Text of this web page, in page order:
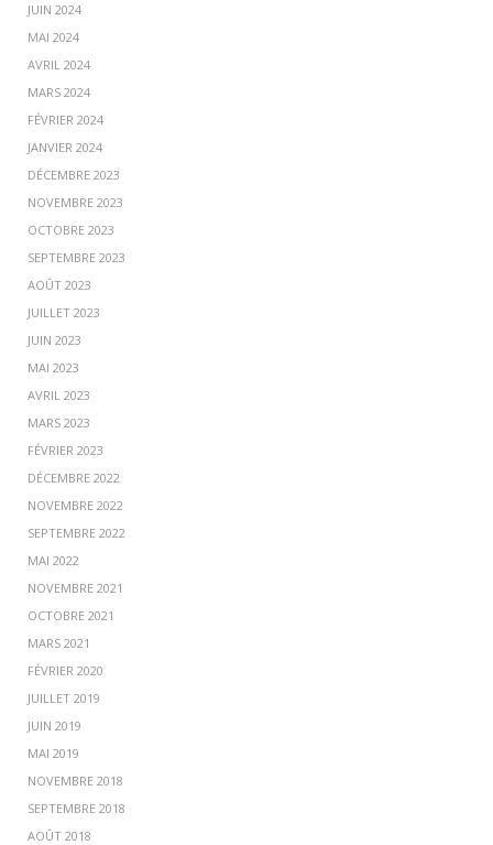
JUIN 2024
MAI 2024
AVRIL 2024
MARS 2024
FÉVRIER 2024
JANVIER 2024
DÉCEMBRE 2023
NOVEMBRE 2023
OCTOBRE 2023
SEPTEMBRE 2023
AOÛT 2023
JUILLET 2023
JUIN 2023
MAI 2023
AVRIL 2023
MARS 2023
FÉVRIER 2023
DÉCEMBRE 2022
NOVEMBRE 2022
SEPTEMBRE 2022
MAI 2022
NOVEMBRE 2021
OCTOBRE 2021
MARS 2021
FÉVRIER 2020
JUILLET 2019
JUIN 2019
MAI 2019
NOVEMBRE 2018
SEPTEMBRE 2018
AOÛT 2018